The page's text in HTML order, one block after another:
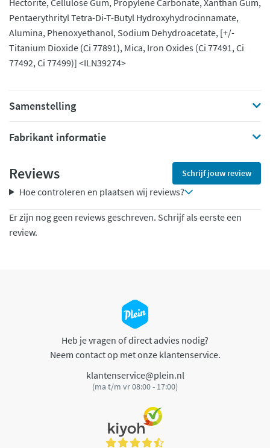
Hectorite, Cellulose Gum, Propylene Carbonate, Xanthan Gum,
Pentaerythrityl Tetra-Di-T-Butyl Hydroxyhydrocinnamate,
Alumina, Phenoxyethanol, Sodium Dehydroacetate, [+/-
Titanium Dioxide (Ci 77891), Mica, Iron Oxides (Ci 77491, Ci
77492, Ci 77499)] <ILN39274>
Samenstelling
Fabrikant informatie
Reviews Schrijf jouw review
Hoe controleren en plaatsen wij reviews?
Er zijn nog geen reviews geschreven. Schrijf als eerste een
review.
Heb je vragen of direct advies nodig?
Neem contact op met onze klantenservice.
klantenservice@plein.nl
(ma t/m vr 08:00 - 17:00)